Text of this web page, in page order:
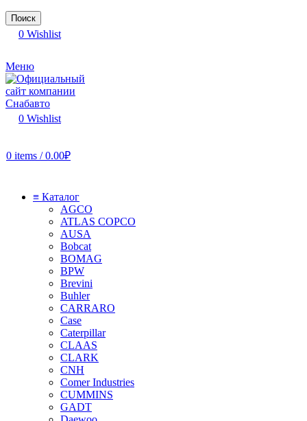
Поиск
0 Wishlist
Меню
0 Wishlist
0 items / 0.00₽
≡ Каталог
AGCO
ATLAS COPCO
AUSA
Bobcat
BOMAG
BPW
Brevini
Buhler
CARRARO
Case
Caterpillar
CLAAS
CLARK
CNH
Comer Industries
CUMMINS
GADT